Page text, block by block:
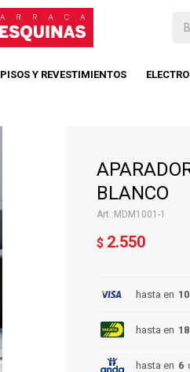
PISOS Y REVESTIMIENTOS
BLANCO
MDM1001-1
$ 2.550
hasta en 10
hasta en 18
hasta en 6